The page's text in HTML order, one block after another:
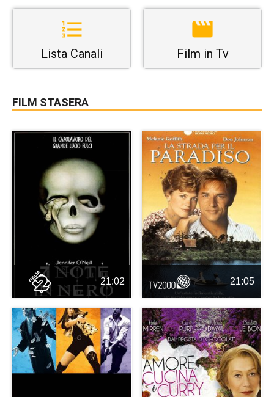
Lista Canali Film in Tv
FILM STASERA
21:02 21:05